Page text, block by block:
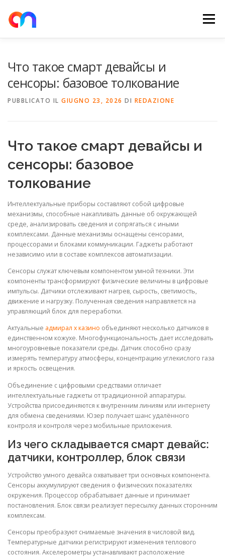
contenuto
Menu
Что такое смарт девайсы и
сенсоры: базовое толкование
PUBBLICATO IL GIUGNO 23, 2026 DI REDAZIONE
Что такое смарт девайсы и
сенсоры: базовое
толкование
Интеллектуальные приборы составляют собой цифровые
механизмы, способные накапливать данные об окружающей
среде, анализировать сведения и сопрягаться с иными
комплексами. Данные механизмы оснащены сенсорами,
процессорами и блоками коммуникации. Гаджеты работают
независимо или в составе комплексов автоматизации.
Сенсоры служат ключевым компонентом умной техники. Эти
компоненты трансформируют физические величины в цифровые
импульсы. Датчики отслеживают нагрев, сырость, светимость,
движение и нагрузку. Полученная сведения направляется на
управляющий блок для переработки.
Актуальные адмирал х казино объединяют несколько датчиков в
единственном кожухе. Многофункциональность дает исследовать
многоуровневые показатели среды. Датчик способно сразу
измерять температуру атмосферы, концентрацию углекислого газа
и яркость освещения.
Объединение с цифровыми средствами отличает
интеллектуальные гаджеты от традиционной аппаратуры.
Устройства присоединяются к внутренним линиям или интернету
для обмена сведениями. Юзер получает шанс удалённого
контроля и контроля через мобильные приложения.
Из чего складывается смарт девайс:
датчики, контроллер, блок связи
Устройство умного девайса охватывает три основных компонента.
Сенсоры аккумулируют сведения о физических показателях
окружения. Процессор обрабатывает данные и принимает
постановления. Блок связи реализует пересылку данных сторонним
комплексам.
Сенсоры преобразуют снимаемые значения в числовой вид.
Температурные датчики регистрируют изменения теплового
состояния. Акселерометры устанавливают расположение